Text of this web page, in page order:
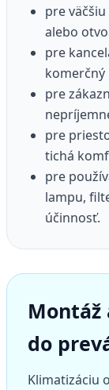
pre
alebo
pre
komerčný
pre
pre
tichá
pre
lampu,
účinnosť.
Montáž
do
Klimatizáciu